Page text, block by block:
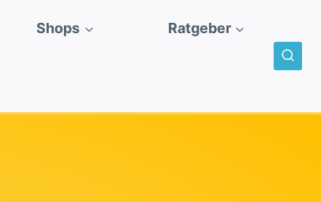
Shops Ratgeber